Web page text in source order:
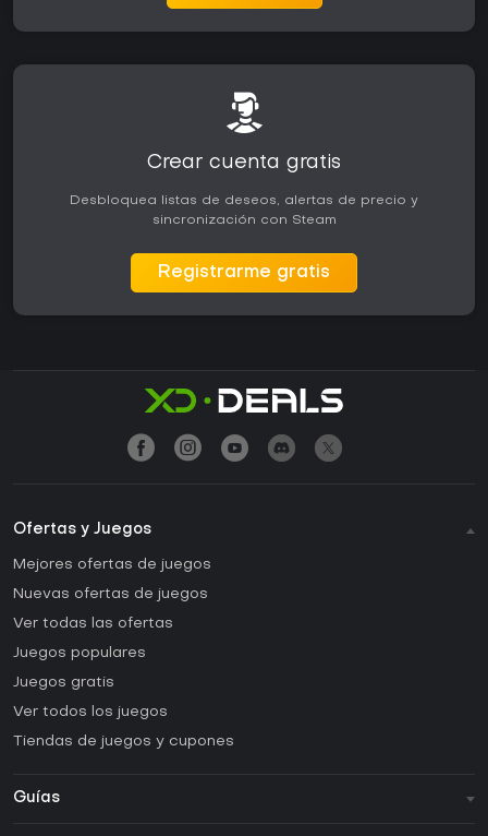
Crear cuenta gratis
Desbloquea listas de deseos, alertas de precio y
sincronización con Steam
Registrarme gratis
Ofertas y Juegos
Mejores ofertas de juegos
Nuevas ofertas de juegos
Ver todas las ofertas
Juegos populares
Juegos gratis
Ver todos los juegos
Tiendas de juegos y cupones
Guías